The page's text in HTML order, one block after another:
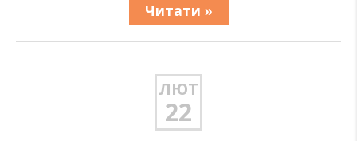
Читати »
ЛЮТ
22